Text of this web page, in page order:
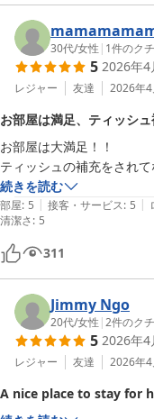
30代/女性 | 1件のク
5 2026年4
レジャー 友達 2026年4
お部屋は満足、ティッシ
お部屋は大満足！！
ティッシュの補充をされて
続きを読む
部屋: 5 | 接客・サービス: 5 |
清潔さ: 5
311
Jimmy Ngo
20代/女性 |2件のク
5 2026年4
レジャー 友達 2026年4
A nice place to stay for